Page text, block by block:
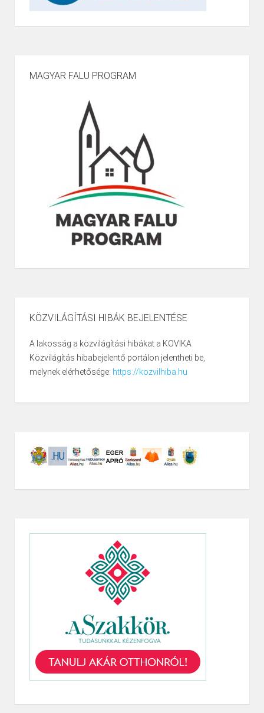
MAGYAR FALU PROGRAM
KÖZVILÁGÍTÁSI HIBÁK BEJELENTÉSE
A lakosság a közvilágítási hibákat a KOVIKA
Közvilágítás hibabejelentő portálon jelentheti be,
melynek elérhetősége: https://kozvilhiba.hu